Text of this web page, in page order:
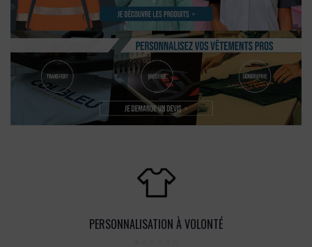
PERSONNALISATION À VOLONTÉ